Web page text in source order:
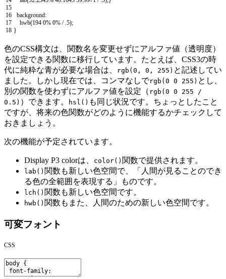
15
16
17
18
background:
hwb(194 0% 0% / .5);
}
色のCSS構文は、関数名を変更せずにアルファ値（透明度）
を設定できる関数に移行しています。たとえば、CSS3の時
代に純粋な青が必要な場合は、
rgb(0, 0, 255) と記述してい
ました。しかし現在では、コンマなしでrgb(0 0 255) とし、
別の関数を使わずにアルファ値を設定（ rgb(0 0 255 /
0.5) ）できます。 hsl() も同じ状況です。ちょっとしたこと
ですが、将来の色関数がどのように機能するかチェックして
おきましょう。
次の機能が予定されています。
Display P3 colorは、 color() 関数で提供されます。
lab() 関数も新しい色空間で、「人間が見ることのでき
る色の全範囲を表現する」ものです。
lch() 関数も新しい色空間です。
hwb() 関数もまた、人間のための新しい色空間です。
可変フォント
CSS